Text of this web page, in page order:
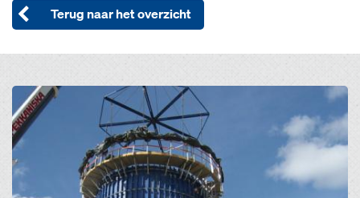
Terug naar het overzicht
Open